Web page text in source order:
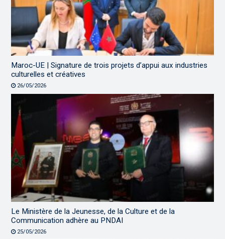
Maroc-UE | Signature de trois projets d’appui aux industries
culturelles et créatives
26/05/2026
Le Ministère de la Jeunesse, de la Culture et de la
Communication adhère au PNDAI
25/05/2026